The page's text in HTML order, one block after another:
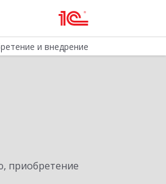
и внедрение
приобретение